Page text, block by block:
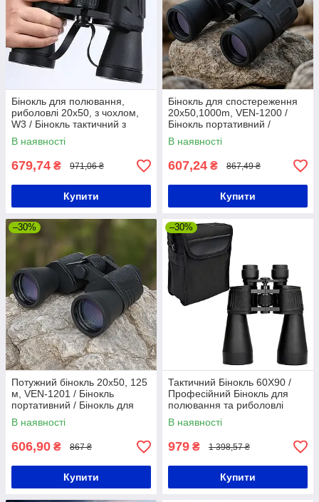
Бінокль для полювання,
риболовлі 20х50, з чохлом,
W3 / Бінокль тактичний з
кратним збільшенням
В наявності
679,74 ₴ 971,06 ₴
Купити
Бінокль для спостереження
20x50,1000m, VEN-1200 /
Бінокль портативний /
Потужний бінокль /
Туристичний бінокль
В наявності
607,24 ₴ 867,49 ₴
Купити
–30%
Потужний бінокль 20x50, 125
м, VEN-1201 / Бінокль
портативний / Бінокль для
спостереження / Туристичний
бінокль
В наявності
606,90 ₴ 867 ₴
Купити
–30%
Тактичний Бінокль 60X90 /
Професійний Бінокль для
полювання та риболовлі
В наявності
979 ₴ 1 398,57 ₴
Купити